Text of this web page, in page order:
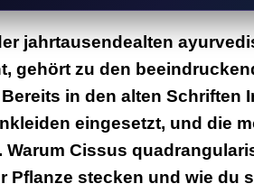
jahrtausendealten
gehört zu den
in denalten Schriften
eingesetzt, und die
Cissus
Pflanze stecken und wie du